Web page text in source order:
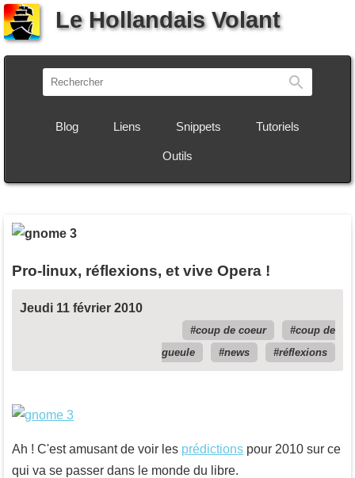
Le Hollandais Volant
Blog Liens Snippets Tutoriels
Outils
Pro-linux, réflexions, et vive Opera !
Jeudi 11 février 2010
coup de coeur
coup de
gueule
news réflexions
Ah ! C'est amusant de voir les prédictions pour 2010 sur ce
qui va se passer dans le monde du libre.